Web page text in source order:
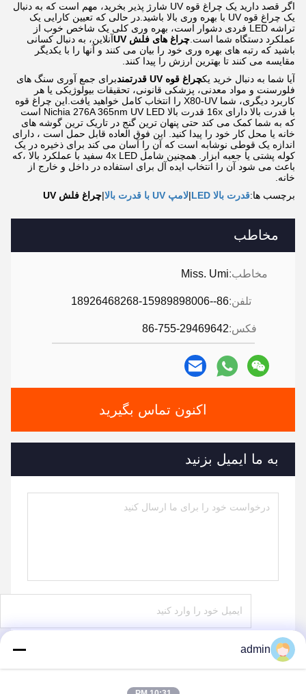
مخاطب
مخاطب:Miss. Umi
تلفن:86--18926468268-15989898006
فکس:86-755-29469642
اکنون تماس بگیرید
به ما ایمیل بزنید
ارسال
اگر قصد دارید یک چراغ قوه UV شارژ پذیر بخرید، مهم است که به دنبال
یک چراغ قوه UV با بهره وری بالا باشید.در حالی که تعیین کارایی یک
تراشه LED فردی دشوار است، بهره وری کلی یک شاخص خوب از
عملکرد دستگاه شما است. چراغ های فلش UV
آنلاین، به دنبال کسانی
باشید که رتبه های بهره وری خود را بیان می کنند و آنها را با یکدیگر
مقایسه می کنند تا بهترین ارزش را پیدا کنند.
آیا شما به دنبال خرید یکچراغ قوه UV قدرتمند
برای جمع آوری سنگ های
فلورسنت و مواد معدنی، پزشکی قانونی، تحقیقات بیولوژیکی یا هر
کاربرد دیگری، شما X80-UV را انتخاب کامل خواهید یافت.این چراغ قوه
با قدرت بالا دارای 16x قدرت بالا Nichia 276A 365nm UV LED است
که به شما کمک می کند حتی پنهان ترین گنج در تاریک ترین گوشه های
خانه یا محل کار خود را پیدا کنید. این فوق العاده قابل حمل است ، دارای
اندازه یک قوطی نوشابه است که آن را آسان می کند برای ذخیره در یک
کوله پشتی یا جعبه ابزار. همچنین شامل 4x LED سفید با عملکرد بالا ،که
باعث می شود آن را انتخاب ایده آل برای استفاده در داخل و خارج از
خانه.
برچسب ها:قدرت بالا LED |لامپ UV با قدرت بالا |چراغ فلش UV
admin